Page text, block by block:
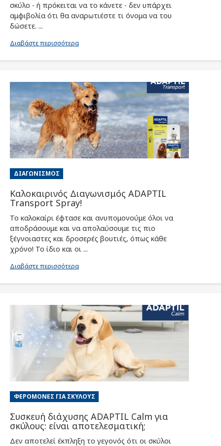
σκύλο - ή πρόκειται να το κάνετε - δεν υπάρχει
αμφιβολία ότι θα αναρωτιέστε τι όνομα να του
δώσετε. ...
Διαβάστε περισσότερα
ΔΙΑΓΩΝΙΣΜΌΣ
Καλοκαιρινός Διαγωνισμός ADAPTIL
Transport Spray!
Το καλοκαίρι έφτασε και ανυπομονούμε όλοι να
αποδράσουμε και να απολαύσουμε τις πιο
ξέγνοιαστες και δροσερές βουτιές, όπως κάθε
χρόνο! Το ίδιο και οι ...
Διαβάστε περισσότερα
ΦΕΡΟΜΌΝΕΣ ΓΙΑ ΣΚΎΛΟΥΣ
Συσκευή διάχυσης ADAPTIL Calm για
σκύλους: είναι αποτελεσματική;
Δεν αποτελεί έκπληξη το γεγονός ότι οι σκύλοι